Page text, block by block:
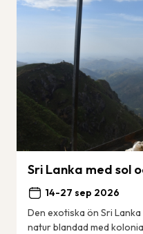
Sri Lanka med sol
14-27 sep 2026
Den exotiska ön Sri
natur blandad med